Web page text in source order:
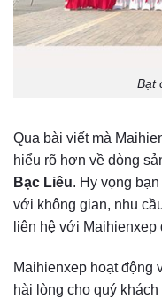
Bạt
Qua bài viết mà
hiểu rõ hơn về dòng
Bạc Liêu. Hy vọng
với không gian, nhu
liên hệ với
Maihienxep hoạt động
hài lòng cho quý